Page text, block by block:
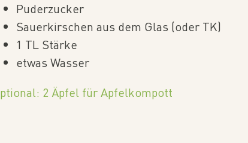
Puderzucker
Sauerkirschen aus dem Glas (oder TK)
1 TL Stärke
etwas Wasser
2 Äpfel für Apfelkompott